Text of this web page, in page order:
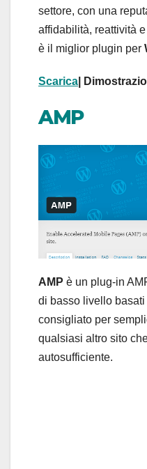
settore, con una
affidabilità, reattività
è il miglior plugin per
Scarica |
AMP
AMP è un plug-in
di basso livello
consigliato per
qualsiasi altro sito
autosufficiente.